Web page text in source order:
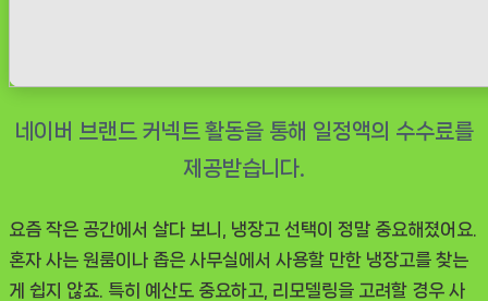
니
사
무
실
요즘 작은 공간에서 살다 보니, 냉장고 선택이 정말 중요해졌어요.
혼자 사는 원룸이나 좁은 사무실에서 사용할 만한 냉장고를 찾는
게 쉽지 않죠. 특히 예산도 중요하고, 리모델링을 고려할 경우 사